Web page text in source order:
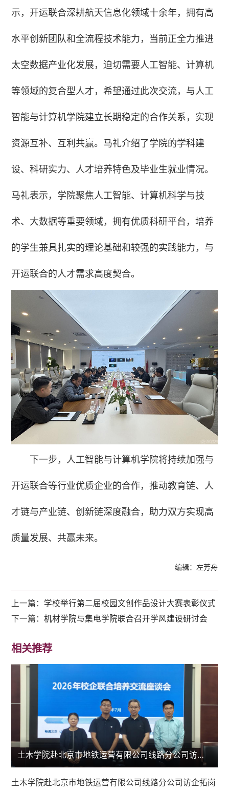
示，开运联合深耕航天信息化领域十余年，拥有高
水平创新团队和全流程技术能力，当前正全力推进
太空数据产业化发展，迫切需要人工智能、计算机
等领域的复合型人才，希望通过此次交流，与人工
智能与计算机学院建立长期稳定的合作关系，实现
资源互补、互利共赢。马礼介绍了学院的学科建
设、科研实力、人才培养特色及毕业生就业情况。
马礼表示，学院聚焦人工智能、计算机科学与技
术、大数据等重要领域，拥有优质科研平台，培养
的学生兼具扎实的理论基础和较强的实践能力，与
开运联合的人才需求高度契合。
下一步，人工智能与计算机学院将持续加强与
开运联合等行业优质企业的合作，推动教育链、人
才链与产业链、创新链深度融合，助力双方实现高
质量发展、共赢未来。
编辑：左芳舟
上一篇： 学校举行第二届校园文创作品设计大赛表彰仪式
下一篇：机材学院与集电学院联合召开学风建设研讨会
相关推荐
土木学院赴北京市地铁运营有限公司线路分公司访企拓岗
土木学院赴北京市地铁运营有限公司线路分公司访企拓岗